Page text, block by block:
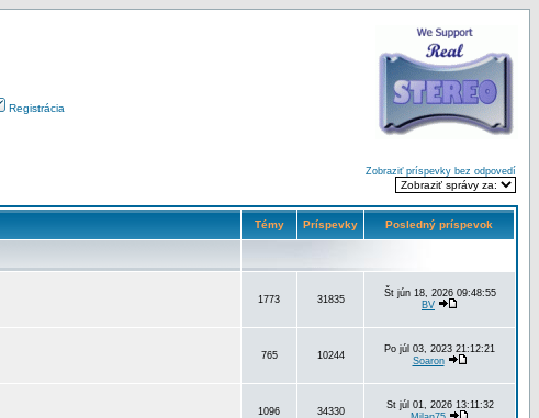
Registrácia
Zobraziť príspevky bez odpovedí
Témy Príspevky Posledný príspevok
1773 31835
Št jún 18, 2026 09:48:55
BV
765 10244
Po júl 03, 2023 21:12:21
Soaron
1096 34330
St júl 01, 2026 13:11:32